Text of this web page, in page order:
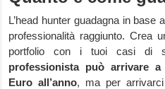
L’head hunter guadagna in
professionalità raggiunto. Crea
portfolio con i tuoi casi di
professionista può arrivare
Euro all’anno, ma per